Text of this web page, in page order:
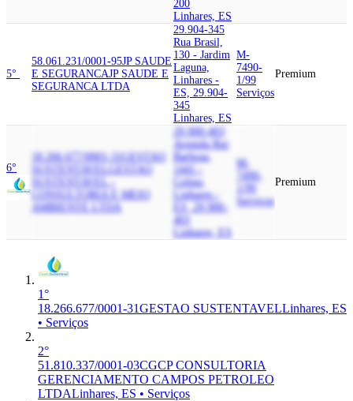
200
Linhares, ES
5°
58.061.231/0001-95JP SAUDE
E SEGURANCAJP SAUDE E
SEGURANCA LTDA
29.904-345
Rua Brasil,
130 - Jardim
Laguna,
Linhares -
ES, 29.904-
345
Linhares, ES
M-
7490-
1/99
Serviços
Premium
6°
18.266.677/0001-31GESTAO
SUSTENTAVEL GESTAO
SUSTENTAVEL -
CONSULTORIA E MEIO
AMBIENTE LTDA
29.900-403
Avenida Rui
Barbosa,
1441 -
Colina,
Linhares -
ES, 29.900-
403
Linhares, ES
M-
7490-
Serviços
Premium
1°
18.266.677/0001-31GESTAO SUSTENTAVELLinhares, ES
• Serviços
2°
51.810.337/0001-03CGCP CONSULTORIA
GERENCIAMENTO CAMPOS PETROLEO
LTDALinhares, ES • Serviços